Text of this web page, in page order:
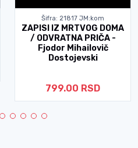
Šifra: 21817 JM:kom
ZAPISI IZ MRTVOG DOMA
/ ODVRATNA PRIČA -
Fjodor Mihailovič
Dostojevski
799.00 RSD